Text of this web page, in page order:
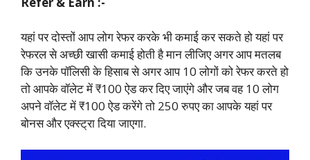
यहां पर दोस्तों आप लोग रेफर करके भी कमाई कर सकते हो यहां पर
रेफरल से अच्छी खासी कमाई होती है मान लीजिए अगर आप मतलब
कि उनके पॉलिसी के हिसाब से अगर आप 10 लोगों को रेफर करते हो
तो आपके वॉलेट में ₹100 ऐड कर दिए जाएंगे और जब वह 10 लोग
अपने वॉलेट में ₹100 ऐड करेंगे तो 250 रुपए का आपके यहां पर
बोनस और एक्स्ट्रा दिया जाएगा.